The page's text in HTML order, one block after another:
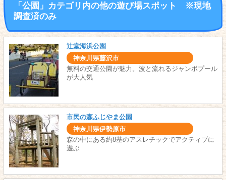
「公園」カテゴリ内の他の遊び場スポット ※現地
調査済のみ
辻堂海浜公園
神奈川県藤沢市
無料の交通公園が魅力。波と流れるジャンボプール
が大人気
市民の森ふじやま公園
神奈川県伊勢原市
森の中にある約8基のアスレチックでアクティブに
遊ぶ